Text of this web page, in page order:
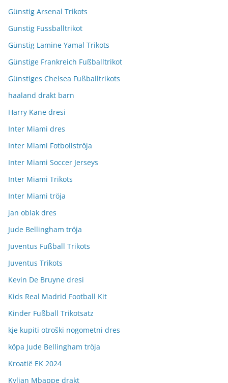
Günstig Arsenal Trikots
Gunstig Fussballtrikot
Günstig Lamine Yamal Trikots
Günstige Frankreich Fußballtrikot
Günstiges Chelsea Fußballtrikots
haaland drakt barn
Harry Kane dresi
Inter Miami dres
Inter Miami Fotbollströja
Inter Miami Soccer Jerseys
Inter Miami Trikots
Inter Miami tröja
jan oblak dres
Jude Bellingham tröja
Juventus Fußball Trikots
Juventus Trikots
Kevin De Bruyne dresi
Kids Real Madrid Football Kit
Kinder Fußball Trikotsatz
kje kupiti otroški nogometni dres
köpa Jude Bellingham tröja
Kroatië EK 2024
Kylian Mbappe drakt